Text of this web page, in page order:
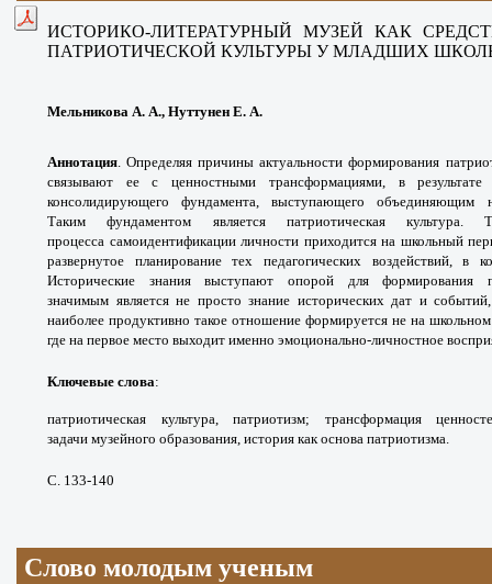
ИСТОРИКО-ЛИТЕРАТУРНЫЙ МУЗЕЙ КАК
ПАТРИОТИЧЕСКОЙ КУЛЬТУРЫ У МЛАДШИХ
Мельникова А. А., Нуттунен Е. А.
Аннотация.Определяя причины актуальности формирования
связывают ее с ценностными трансформациями, в
консолидирующего фундамента, выступающего объединяющим
Таким фундаментом является патриотическая
процесса самоидентификации личности приходится на школьный
развернутое планирование тех педагогических воздействий,
Исторические знания выступают опорой для формирования
значимым является не просто знание исторических дат и
наиболее продуктивно такое отношение формируется не на
где на первое место выходит именно эмоционально-личностное
Ключевые слова:
патриотическая культура, патриотизм; трансформация
задачи музейного образования, история как основа патриотизма.
С. 133-140
Слово молодым ученым